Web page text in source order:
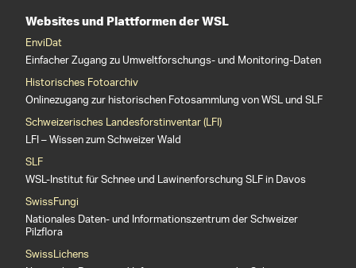
Websites und Plattformen der WSL
EnviDat
Einfacher Zugang zu Umweltforschungs- und Monitoring-Daten
Historisches Fotoarchiv
Onlinezugang zur historischen Fotosammlung von WSL und SLF
Schweizerisches Landesforstinventar (LFI)
LFI – Wissen zum Schweizer Wald
SLF
WSL-Institut für Schnee und Lawinenforschung SLF in Davos
SwissFungi
Nationales Daten- und Informationszentrum der Schweizer
Pilzflora
SwissLichens